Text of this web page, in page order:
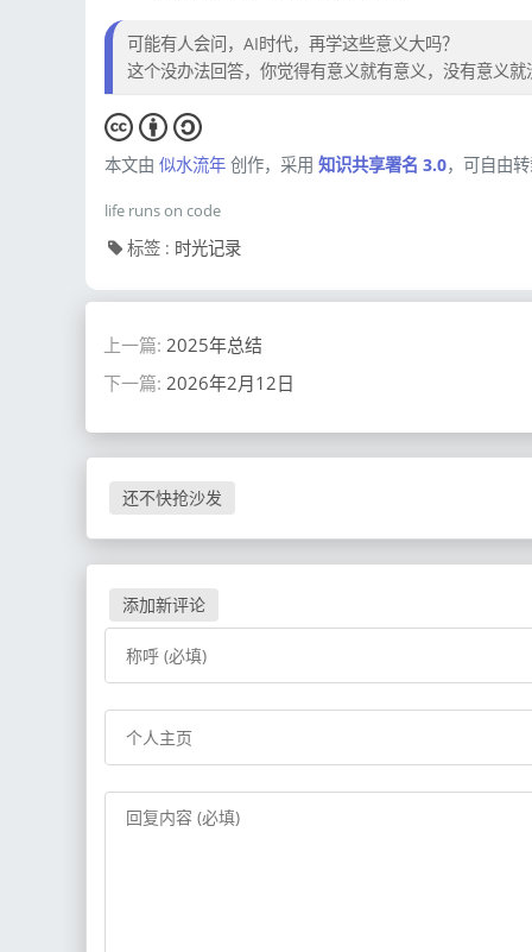
可能有人会问，AI时代，再学这些意义大吗？
这个没办法回答，你觉得有意义就有意义，没有意义
本文由 似水流年 创作，采用 知识共享署名 3.0，可自由
life runs on code
标签 : 时光记录
上一篇: 2025年总结
下一篇: 2026年2月12日
还不快抢沙发
添加新评论